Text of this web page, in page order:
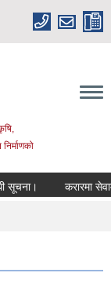
करारमा सेवामा